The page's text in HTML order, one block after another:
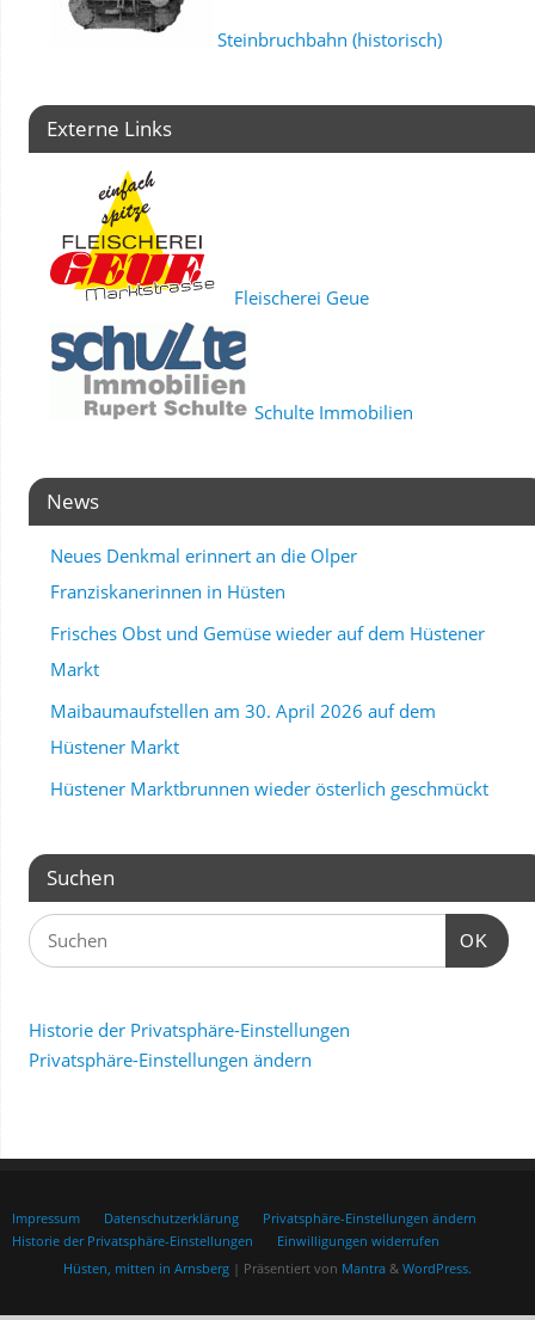
Steinbruchbahn (historisch)
Externe Links
Fleischerei Geue
Schulte Immobilien
News
Neues Denkmal erinnert an die Olper
Franziskanerinnen in Hüsten
Frisches Obst und Gemüse wieder auf dem Hüstener
Markt
Maibaumaufstellen am 30. April 2026 auf dem
Hüstener Markt
Hüstener Marktbrunnen wieder österlich geschmückt
Suchen
OK
Historie der Privatsphäre-Einstellungen
Privatsphäre-Einstellungen ändern
Impressum Datenschutzerklärung
Privatsphäre-Einstellungen ändern
Historie der Privatsphäre-Einstellungen
Einwilligungen widerrufen
Hüsten, mitten in Arnsberg | Präsentiert von Mantra & WordPress.